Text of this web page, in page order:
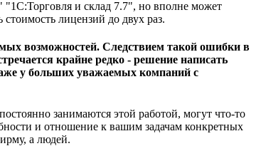
и склад 7.7", но вполне может
лицензий до двух раз.
возможностей. Следствием такой ошибки в
крайне редко - решение написать
у больших уважаемых компаний с
занимаются этой работой, могут что-то
и отношение к вашим задачам конкретных
а людей.